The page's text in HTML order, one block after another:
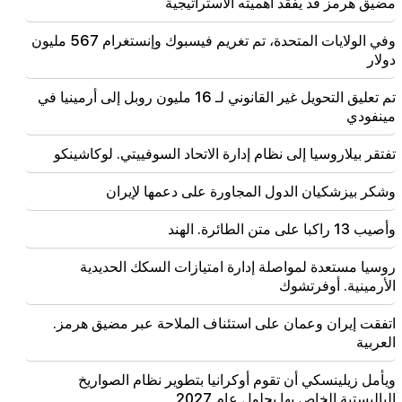
20:30
"الخوخ" عنه (فيديو)
20:17
اعتبارًا من 10 أغسطس، سيتغير نظام المرور في شارع
سايات نوفا
20:00
لقد كان فخرًا لا يوصف عندما تم عزف النشيد الوطني
لجمهورية أرمينيا في باكو. زانا أندرياسيان
19:50
روسيا أسقطت القطار العسكري بطائرة "إسكندر". القاضي
في قضية فيهابار يتنحى (فيديو)
مضيق هرمز قد يفقد أهميته الاستراتيجية
وفي الولايات المتحدة، تم تغريم فيسبوك وإنستغرام 567 مليون
دولار
تم تعليق التحويل غير القانوني لـ 16 مليون روبل إلى أرمينيا في
مينفودي
تفتقر بيلاروسيا إلى نظام إدارة الاتحاد السوفييتي. لوكاشينكو
وشكر بيزشكيان الدول المجاورة على دعمها لإيران
وأصيب 13 راكبا على متن الطائرة. الهند
روسيا مستعدة لمواصلة إدارة امتيازات السكك الحديدية
الأرمينية. أوفرتشوك
اتفقت إيران وعمان على استئناف الملاحة عبر مضيق هرمز.
العربية
ويأمل زيلينسكي أن تقوم أوكرانيا بتطوير نظام الصواريخ